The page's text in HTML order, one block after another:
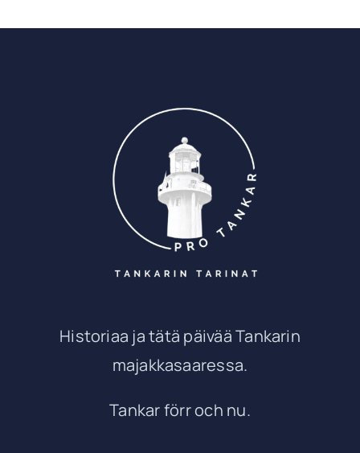
Historiaa ja tätä päivää Tankarin
majakkasaaressa.
Tankar förr och nu.